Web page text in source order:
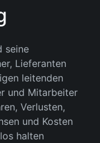
seine
Lieferanten
leitenden
und Mitarbeiter
Verlusten,
und Kosten
halten